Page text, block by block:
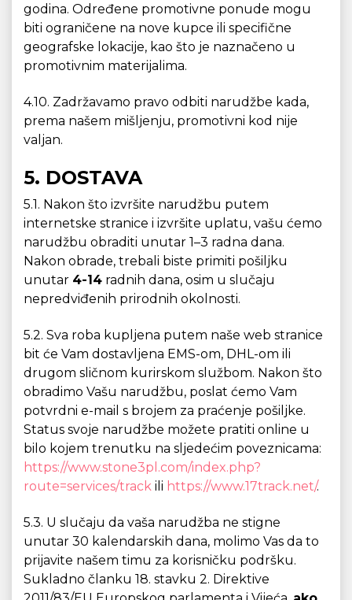
godina. Određene promotivne ponude mogu
biti ograničene na nove kupce ili specifične
geografske lokacije, kao što je naznačeno u
promotivnim materijalima.
4.10. Zadržavamo pravo odbiti narudžbe kada,
prema našem mišljenju, promotivni kod nije
valjan.
5. DOSTAVA
5.1. Nakon što izvršite narudžbu putem
internetske stranice i izvršite uplatu, vašu ćemo
narudžbu obraditi unutar 1–3 radna dana.
Nakon obrade, trebali biste primiti pošiljku
unutar 4-14 radnih dana, osim u slučaju
nepredviđenih prirodnih okolnosti.
5.2. Sva roba kupljena putem naše web stranice
bit će Vam dostavljena EMS-om, DHL-om ili
drugom sličnom kurirskom službom. Nakon što
obradimo Vašu narudžbu, poslat ćemo Vam
potvrdni e-mail s brojem za praćenje pošiljke.
Status svoje narudžbe možete pratiti online u
bilo kojem trenutku na sljedećim poveznicama:
https://www.stone3pl.com/index.php?
route=services/track ili https://www.17track.net/.
5.3. U slučaju da vaša narudžba ne stigne
unutar 30 kalendarskih dana, molimo Vas da to
prijavite našem timu za korisničku podršku.
Sukladno članku 18. stavku 2. Direktive